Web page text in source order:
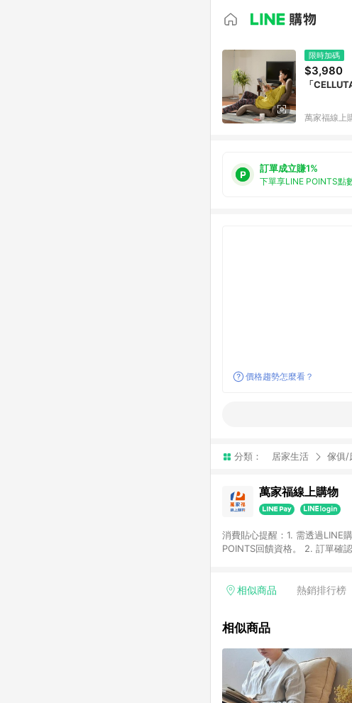
限時加碼
$3,980
「
萬家福線上
訂單成立賺1%
下單享LINE POINTS點
價格趨勢怎麼看？
分類： 居家生活 傢俱/
萬家福線上購物
消費貼心提醒：1. 需透過LINE
POINTS回饋資格。 2. 訂單確
留時間內聯絡客服中心，並由
相似商品 熱銷排行榜
相似商品